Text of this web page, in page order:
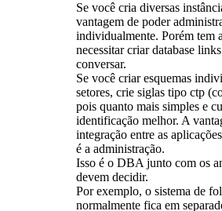
Se você cria diversas
vantagem de poder
individualmente. Porém tem
necessitar criar database
conversar.
Se você criar esquemas
setores, crie siglas tipo ctp
pois quanto mais simples e
identificação melhor. A
integração entre as
é a administração.
Isso é o DBA junto com os
devem decidir.
Por exemplo, o sistema de
normalmente fica em